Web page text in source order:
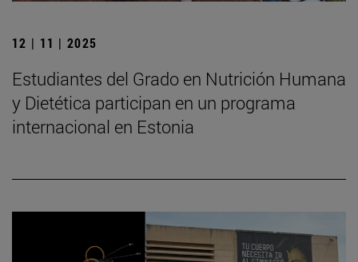
12 | 11 | 2025
Estudiantes del Grado en Nutrición Humana
y Dietética participan en un programa
internacional en Estonia